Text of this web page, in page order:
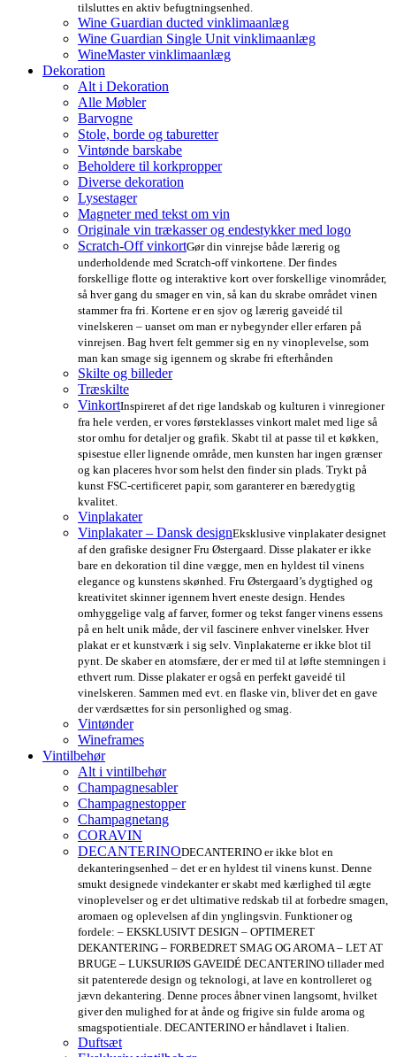
tilsluttes en aktiv befugtningsenhed.
Wine Guardian ducted vinklimaanlæg
Wine Guardian Single Unit vinklimaanlæg
WineMaster vinklimaanlæg
Dekoration
Alt i Dekoration
Alle Møbler
Barvogne
Stole, borde og taburetter
Vintønde barskabe
Beholdere til korkpropper
Diverse dekoration
Lysestager
Magneter med tekst om vin
Originale vin trækasser og endestykker med logo
Scratch-Off vinkortGør din vinrejse både lærerig og
underholdende med Scratch-off vinkortene. Der findes
forskellige flotte og interaktive kort over forskellige vinområder,
så hver gang du smager en vin, så kan du skrabe området vinen
stammer fra fri. Kortene er en sjov og lærerig gaveidé til
vinelskeren – uanset om man er nybegynder eller erfaren på
vinrejsen. Bag hvert felt gemmer sig en ny vinoplevelse, som
man kan smage sig igennem og skrabe fri efterhånden
Skilte og billeder
Træskilte
VinkortInspireret af det rige landskab og kulturen i vinregioner
fra hele verden, er vores førsteklasses vinkort malet med lige så
stor omhu for detaljer og grafik. Skabt til at passe til et køkken,
spisestue eller lignende område, men kunsten har ingen grænser
og kan placeres hvor som helst den finder sin plads. Trykt på
kunst FSC-certificeret papir, som garanterer en bæredygtig
kvalitet.
Vinplakater
Vinplakater – Dansk designEksklusive vinplakater designet
af den grafiske designer Fru Østergaard. Disse plakater er ikke
bare en dekoration til dine vægge, men en hyldest til vinens
elegance og kunstens skønhed. Fru Østergaard’s dygtighed og
kreativitet skinner igennem hvert eneste design. Hendes
omhyggelige valg af farver, former og tekst fanger vinens essens
på en helt unik måde, der vil fascinere enhver vinelsker. Hver
plakat er et kunstværk i sig selv. Vinplakaterne er ikke blot til
pynt. De skaber en atomsfære, der er med til at løfte stemningen i
ethvert rum. Disse plakater er også en perfekt gaveidé til
vinelskeren. Sammen med evt. en flaske vin, bliver det en gave
der værdsættes for sin personlighed og smag.
Vintønder
Wineframes
Vintilbehør
Alt i vintilbehør
Champagnesabler
Champagnestopper
Champagnetang
CORAVIN
DECANTERINODECANTERINO er ikke blot en
dekanteringsenhed – det er en hyldest til vinens kunst. Denne
smukt designede vindekanter er skabt med kærlighed til ægte
vinoplevelser og er det ultimative redskab til at forbedre smagen,
aromaen og oplevelsen af din ynglingsvin. Funktioner og
fordele: – EKSKLUSIVT DESIGN – OPTIMERET
DEKANTERING – FORBEDRET SMAG OG AROMA – LET AT
BRUGE – LUKSURIØS GAVEIDÉ DECANTERINO tillader med
sit patenterede design og teknologi, at lave en kontrolleret og
jævn dekantering. Denne proces åbner vinen langsomt, hvilket
giver den mulighed for at ånde og frigive sin fulde aroma og
smagspotientiale. DECANTERINO er håndlavet i Italien.
Duftsæt